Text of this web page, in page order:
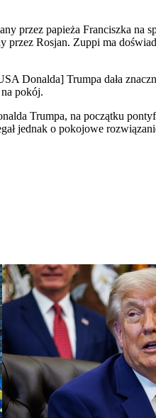
przez papieża Franciszka na
Rosjan. Zuppi ma
Donalda] Trumpa dała
pokój.
Trumpa, na początku
jednak o pokojowe